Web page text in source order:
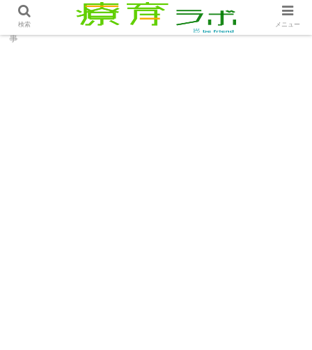
ホーム 療育のお仕事
事業所の休憩問題│療育のお仕
事
検索 メニュー